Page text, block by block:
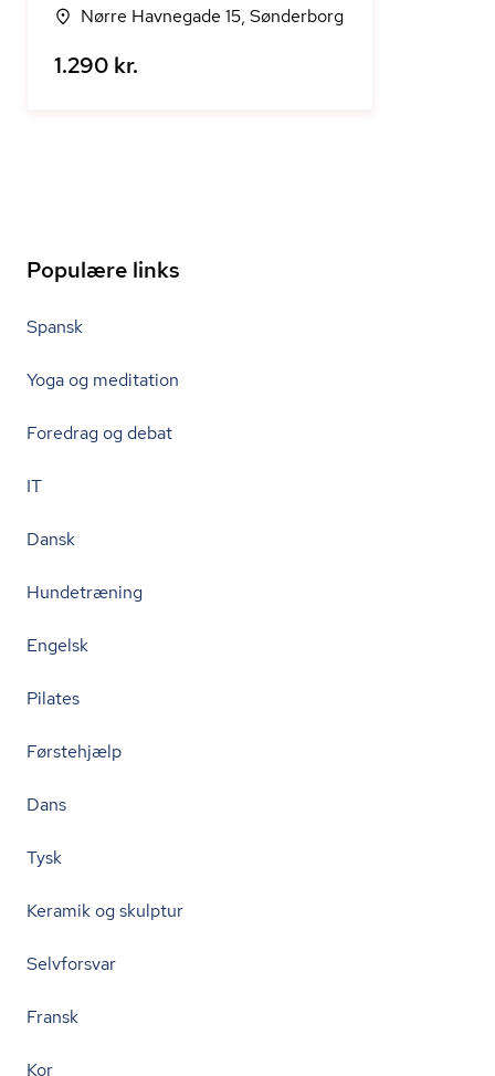
Nørre Havnegade 15, Sønderborg
1.290 kr.
Populære links
Spansk
Yoga og meditation
Foredrag og debat
IT
Dansk
Hundetræning
Engelsk
Pilates
Førstehjælp
Dans
Tysk
Keramik og skulptur
Selvforsvar
Fransk
Kor